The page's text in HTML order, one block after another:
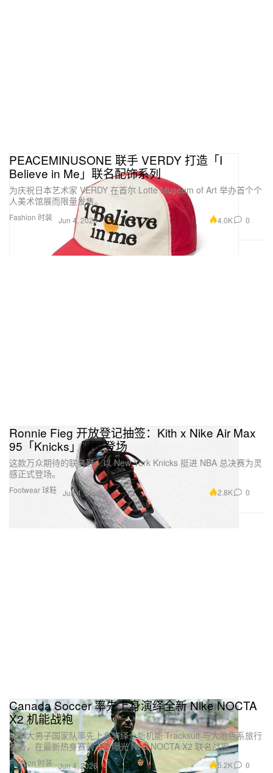
Fashion 时装
PEACEMINUSONE 联手 VERDY 打造「I
Believe in Me」联名配饰系列
为庆祝日本艺术家 VERDY 在首尔 Lotte Museum of Art 举办首个个
人美术馆展而限量发售。
Jun 4, 2026 4.0K 0
Footwear 球鞋
Ronnie Fieg 开放登记抽签：Kith x Nike Air Max
95「Knicks」限量登场
这款万众期待的联名鞋，以 New York Knicks 挺进 NBA 总决赛为灵
感正式登场。
Jun 4, 2026 2.8K 0
Fashion 时装
Canada Soccer 率先上身演绎全新 Nike NOCTA
X2 机能战袍
加拿大男子国家队率先上身演绎全新机能 Tracksuit 与大地色系旅行
装备，在最新热身赛前完整曝光 Nike NOCTA X2 联名战袍。
Jun 4, 2026 5.2K 0